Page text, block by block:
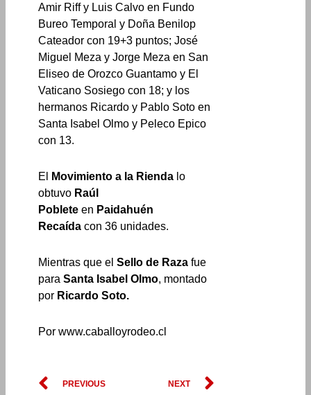
Amir Riff y Luis Calvo en Fundo
Bureo Temporal y Doña Benilop
Cateador con 19+3 puntos; José
Miguel Meza y Jorge Meza en San
Eliseo de Orozco Guantamo y El
Vaticano Sosiego con 18; y los
hermanos Ricardo y Pablo Soto en
Santa Isabel Olmo y Peleco Epico
con 13.
El Movimiento a la Rienda lo
obtuvo Raúl
Pobleteen Paidahuén
Recaída con 36 unidades.
Mientras que elSello de Razafue
paraSanta Isabel Olmo, montado
por Ricardo Soto.
Por www.caballoyrodeo.cl
Prev
PREVIOUS NEXT